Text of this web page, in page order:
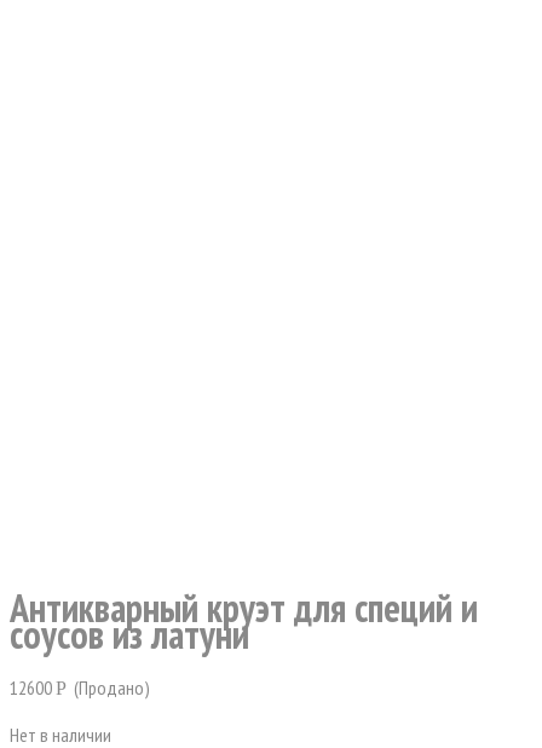
Антикварный круэт для специй и
соусов из латуни
12600Р (Продано)
Нет в наличии